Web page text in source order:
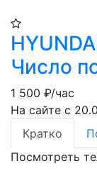
Число
1 500 ₽/час
На сайте с
Кратко
Посмотреть